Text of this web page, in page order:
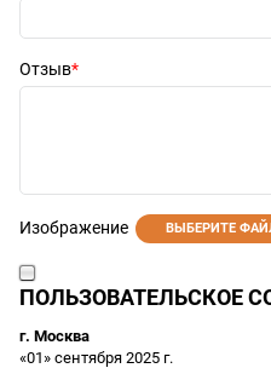
Отзыв
Изображение ВЫБЕРИТЕ
ПОЛЬЗОВАТЕЛЬСКОЕ
г. Москва
«01» сентября 2025 г.